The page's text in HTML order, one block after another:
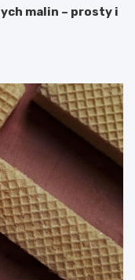
malin – prosty i